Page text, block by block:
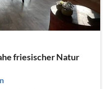
friesischer Natur